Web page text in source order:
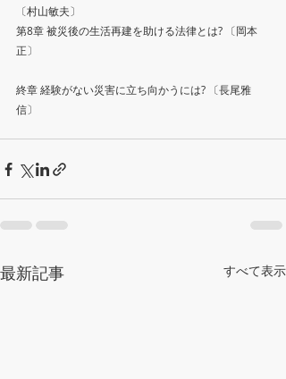
〔村山敏夫〕
第8章 被災後の生活再建を助ける法律とは? 〔岡本
正〕
終章 経験がない災害に立ち向かうには? 〔長尾雅
信〕
最新記事 すべて表示